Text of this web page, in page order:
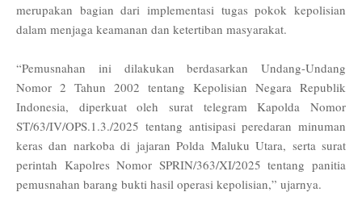
merupakan bagian dari implementasi tugas pokok kepolisian
dalam menjaga keamanan dan ketertiban masyarakat.
“Pemusnahan ini dilakukan berdasarkan Undang-Undang
Nomor 2 Tahun 2002 tentang Kepolisian Negara Republik
Indonesia, diperkuat oleh surat telegram Kapolda Nomor
ST/63/IV/OPS.1.3./2025 tentang antisipasi peredaran minuman
keras dan narkoba di jajaran Polda Maluku Utara, serta surat
perintah Kapolres Nomor SPRIN/363/XI/2025 tentang panitia
pemusnahan barang bukti hasil operasi kepolisian,” ujarnya.